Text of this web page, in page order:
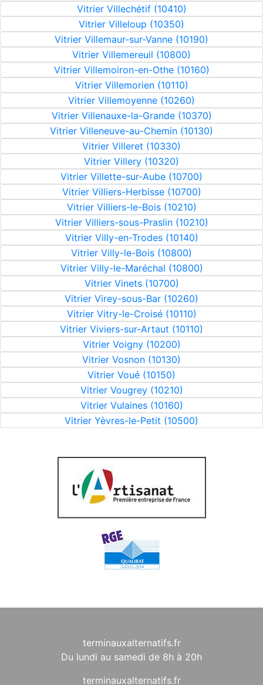
Vitrier Villechétif (10410)
Vitrier Villeloup (10350)
Vitrier Villemaur-sur-Vanne (10190)
Vitrier Villemereuil (10800)
Vitrier Villemoiron-en-Othe (10160)
Vitrier Villemorien (10110)
Vitrier Villemoyenne (10260)
Vitrier Villenauxe-la-Grande (10370)
Vitrier Villeneuve-au-Chemin (10130)
Vitrier Villeret (10330)
Vitrier Villery (10320)
Vitrier Villette-sur-Aube (10700)
Vitrier Villiers-Herbisse (10700)
Vitrier Villiers-le-Bois (10210)
Vitrier Villiers-sous-Praslin (10210)
Vitrier Villy-en-Trodes (10140)
Vitrier Villy-le-Bois (10800)
Vitrier Villy-le-Maréchal (10800)
Vitrier Vinets (10700)
Vitrier Virey-sous-Bar (10260)
Vitrier Vitry-le-Croisé (10110)
Vitrier Viviers-sur-Artaut (10110)
Vitrier Voigny (10200)
Vitrier Vosnon (10130)
Vitrier Voué (10150)
Vitrier Vougrey (10210)
Vitrier Vulaines (10160)
Vitrier Yèvres-le-Petit (10500)
terminauxalternatifs.fr
Du lundi au samedi de 8h à 20h
terminauxalternatifs.fr